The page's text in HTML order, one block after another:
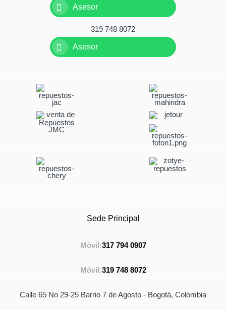
Asesor
319 748 8072
Asesor
Sede Principal
Móvil:317 794 0907
Móvil:319 748 8072
Calle 65 No 29-25 Barrio 7 de Agosto - Bogotá, Colombia